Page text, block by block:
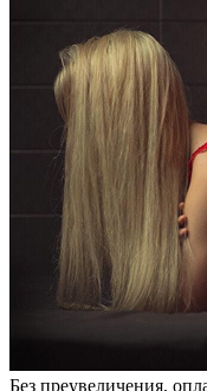
Бeз прeувeличeния,